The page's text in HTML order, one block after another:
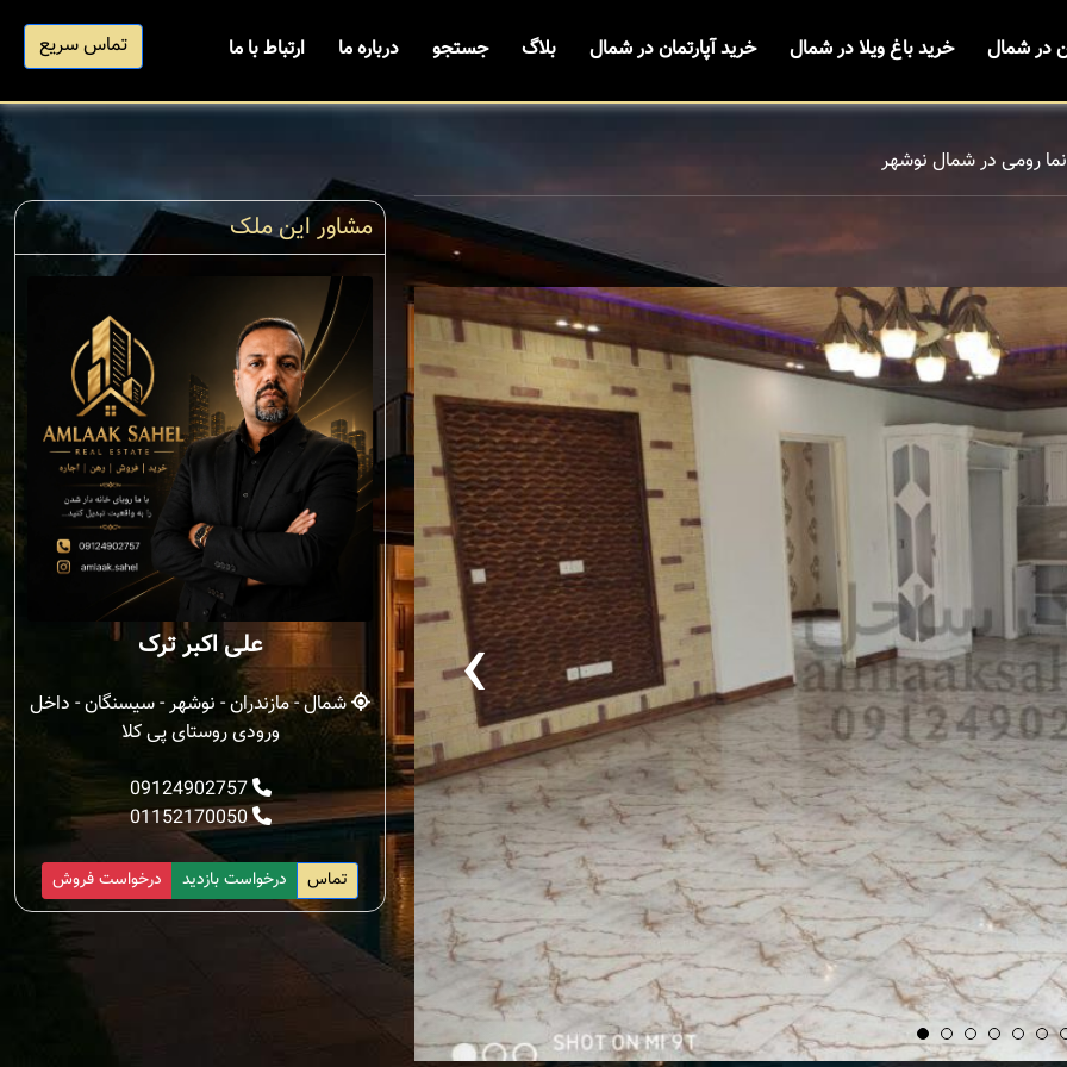
در شمال خرید باغ ویلا در شمال خرید آپارتمان در شمال بلاگ جستجو درباره ما ارتباط با ما تماس سریع
نما رومی در شمال نوشهر
‹
مشاور این ملک
علی اکبر ترک
شمال - مازندران - نوشهر - سیسنگان - داخل
ورودی روستای پی کلا
09124902757
01152170050
درخواست فروش درخواست بازدید تماس